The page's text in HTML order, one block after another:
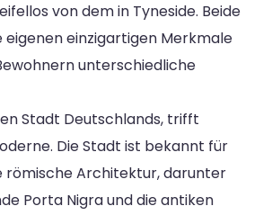
von dem in Tyneside. Beide
einzigartigen Merkmale
unterschiedliche
Stadt Deutschlands, trifft
Die Stadt ist bekannt für
römische Architektur, darunter
Porta Nigra und die antiken